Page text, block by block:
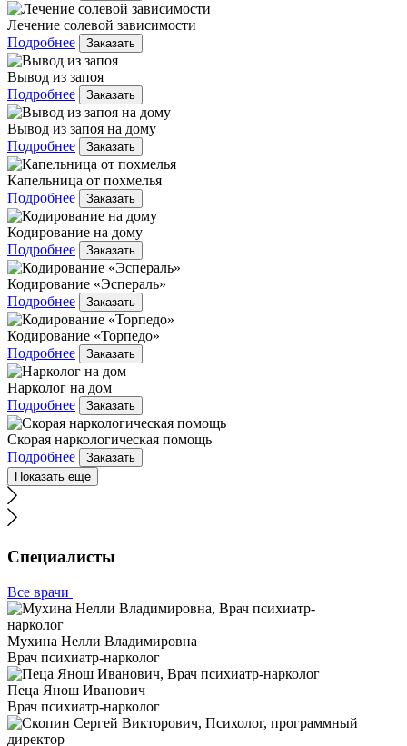
Лечение солевой зависимости
Подробнее
Заказать
Вывод из запоя
Подробнее
Заказать
Вывод из запоя на дому
Подробнее
Заказать
Капельница от похмелья
Подробнее
Заказать
Кодирование на дому
Подробнее
Заказать
Кодирование «Эспераль»
Подробнее
Заказать
Кодирование «Торпедо»
Подробнее
Заказать
Нарколог на дом
Подробнее
Заказать
Скорая наркологическая помощь
Подробнее
Заказать
Показать еще
Специалисты
Все врачи
Мухина Нелли Владимировна
Врач психиатр-нарколог
Пеца Янош Иванович
Врач психиатр-нарколог